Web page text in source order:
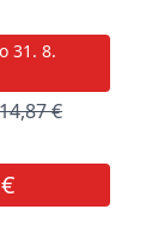
31. 8.
14,87 €